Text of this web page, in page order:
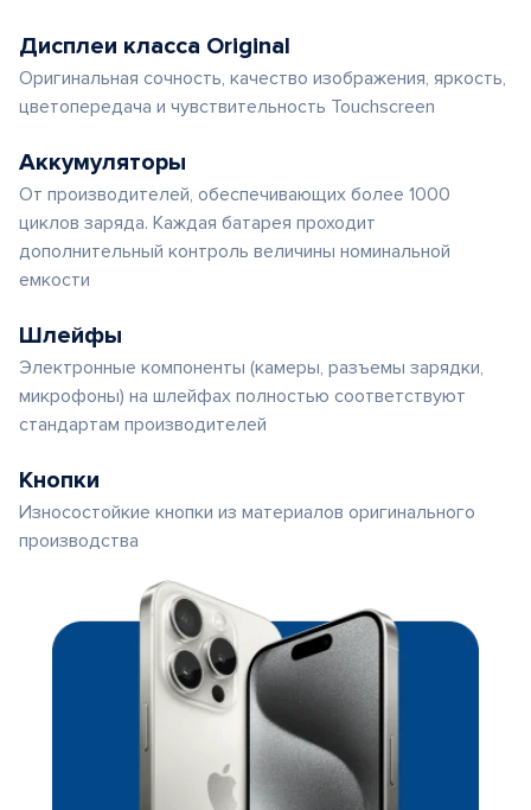
Дисплеи класса Original
Оригинальная сочность, качество изображения, яркость,
цветопередача и чувствительность Touchscreen
Аккумуляторы
От производителей, обеспечивающих более 1000
циклов заряда. Каждая батарея проходит
дополнительный контроль величины номинальной
емкости
Шлейфы
Электронные компоненты (камеры, разъемы зарядки,
микрофоны) на шлейфах полностью соответствуют
стандартам производителей
Кнопки
Износостойкие кнопки из материалов оригинального
производства